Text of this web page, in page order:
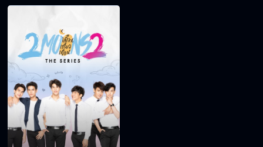
ครับ!!
โยจะเป็นฝ่ายเริ่มเอง พี่ป่ารอโยหน่อยนะ
Reaction 2Moons2 The Series EP.7